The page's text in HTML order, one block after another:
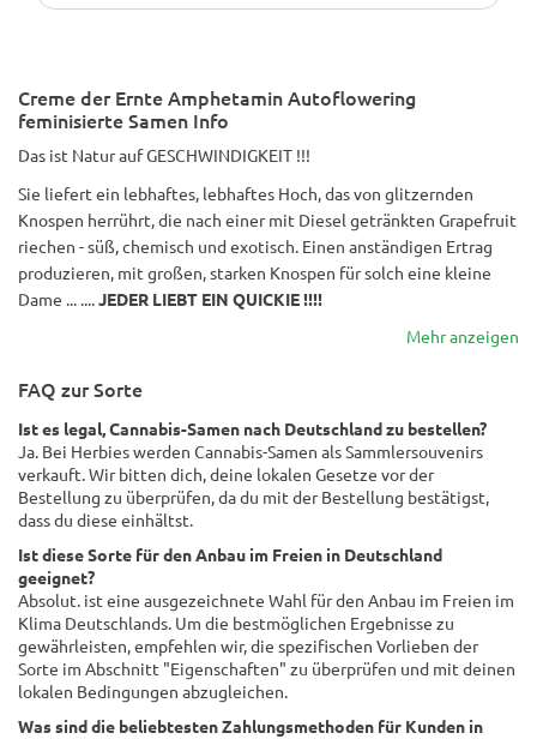
Creme der Ernte Amphetamin Autoflowering
feminisierte Samen Info
Das ist Natur auf GESCHWINDIGKEIT !!!
Sie liefert ein lebhaftes, lebhaftes Hoch, das von glitzernden
Knospen herrührt, die nach einer mit Diesel getränkten Grapefruit
riechen - süß, chemisch und exotisch. Einen anständigen Ertrag
produzieren, mit großen, starken Knospen für solch eine kleine
Dame ... ....JEDER LIEBT EIN QUICKIE !!!!
Mehr anzeigen
FAQ zur Sorte
Ist es legal, Cannabis-Samen nach Deutschland zu bestellen?
Ja. Bei Herbies werden Cannabis-Samen als Sammlersouvenirs
verkauft. Wir bitten dich, deine lokalen Gesetze vor der
Bestellung zu überprüfen, da du mit der Bestellung bestätigst,
dass du diese einhältst.
Ist diese Sorte für den Anbau im Freien in Deutschland
geeignet?
Absolut. ist eine ausgezeichnete Wahl für den Anbau im Freien im
Klima Deutschlands. Um die bestmöglichen Ergebnisse zu
gewährleisten, empfehlen wir, die spezifischen Vorlieben der
Sorte im Abschnitt "Eigenschaften" zu überprüfen und mit deinen
lokalen Bedingungen abzugleichen.
Was sind die beliebtesten Zahlungsmethoden für Kunden in